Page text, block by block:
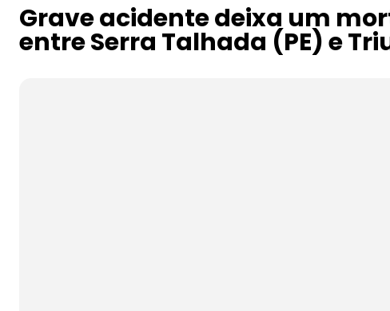
Grave acidente deixa um
entre Serra Talhada (PE) e